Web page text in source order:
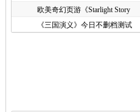
欧美奇幻页游《Starlight Story
《三国演义》今日不删档测试